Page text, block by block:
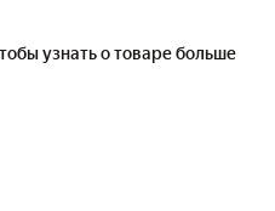
узнать о товаре больше